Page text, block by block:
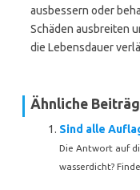
ausbessern oder
Schäden ausbreiten
die Lebensdauer
Ähnliche
Sind alle
Die Antwort auf
wasserdicht?